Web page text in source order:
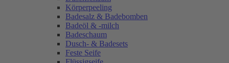
Körperpeeling
Badesalz & Badebomben
Badeöl & -milch
Badeschaum
Dusch- & Badesets
Feste Seife